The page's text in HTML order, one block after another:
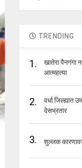
TRENDING
1.
खातेरा पैनगंगा
आत्महत्या
2.
वर्धा जिल्ह्यात
देसभ्रतार
3. शुल्लक